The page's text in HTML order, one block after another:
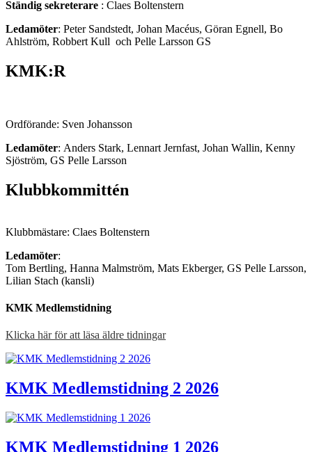
Ständig sekreterare : Claes Boltenstern
Ledamöter: Peter Sandstedt, Johan Macéus, Göran Egnell, Bo
Ahlström, Robbert Kull och Pelle Larsson GS
KMK:R
Ordförande: Sven Johansson
Ledamöter: Anders Stark, Lennart Jernfast, Johan Wallin, Kenny
Sjöström, GS Pelle Larsson
Klubbkommittén
Klubbmästare: Claes Boltenstern
Ledamöter:
Tom Bertling, Hanna Malmström, Mats Ekberger, GS Pelle Larsson,
Lilian Stach (kansli)
KMK Medlemstidning
Klicka här för att läsa äldre tidningar
KMK Medlemstidning 2 2026
KMK Medlemstidning 1 2026